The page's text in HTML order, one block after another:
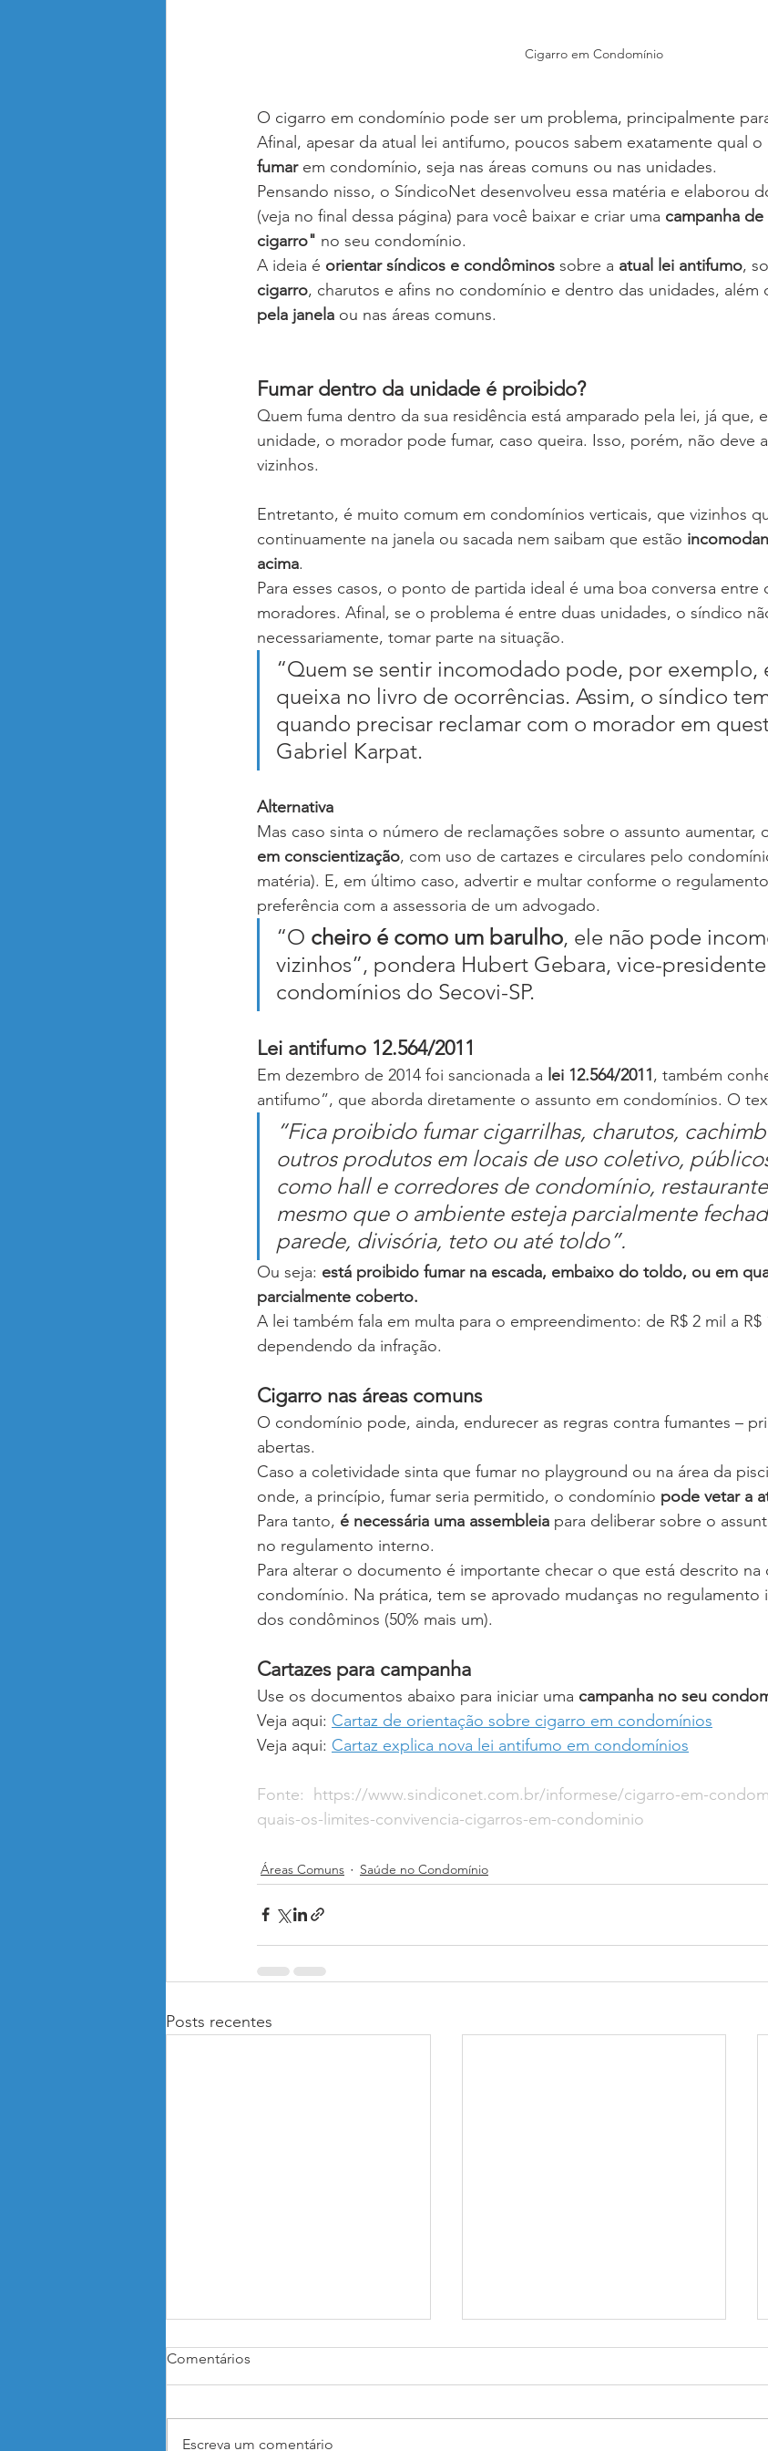
Cigarro em Condomínio
O cigarro em condomínio pode ser um problema, principalmente
Afinal, apesar da atual lei antifumo, poucos sabem exatamente qual o
fumar em condomínio, seja nas áreas comuns ou nas unidades.
Pensando nisso, o SíndicoNet desenvolveu essa matéria e elaborou
(veja no final dessa página) para você baixar e criar uma campanha
cigarro" no seu condomínio.
A ideia é orientar síndicos e condôminos sobre a atual lei antifumo,
cigarro, charutos e afins no condomínio e dentro das unidades, além
pela janela ou nas áreas comuns.
Fumar dentro da unidade é proibido?
Quem fuma dentro da sua residência está amparado pela lei, já que,
unidade, o morador pode fumar, caso queira. Isso, porém, não deve
vizinhos.
Entretanto, é muito comum em condomínios verticais, que vizinhos
continuamente na janela ou sacada nem saibam que estão
acima.
Para esses casos, o ponto de partida ideal é uma boa conversa entre
moradores. Afinal, se o problema é entre duas unidades, o síndico
necessariamente, tomar parte na situação.
“Quem se sentir incomodado pode, por exemplo,
queixa no livro de ocorrências. Assim, o síndico
quando precisar reclamar com o morador em
Gabriel Karpat.
Alternativa
Mas caso sinta o número de reclamações sobre o assunto aumentar,
em conscientização, com uso de cartazes e circulares pelo
matéria). E, em último caso, advertir e multar conforme o
preferência com a assessoria de um advogado.
“O cheiro é como um barulho, ele não pode
vizinhos”, pondera Hubert Gebara, vice-
condomínios do Secovi-SP.
Lei antifumo 12.564/2011
Em dezembro de 2014 foi sancionada a lei 12.564/2011, também
antifumo”, que aborda diretamente o assunto em condomínios. O
“Fica proibido fumar cigarrilhas, charutos,
outros produtos em locais de uso coletivo,
como hall e corredores de condomínio,
mesmo que o ambiente esteja parcialmente
parede, divisória, teto ou até toldo”.
Ou seja: está proibido fumar na escada, embaixo do toldo, ou em
parcialmente coberto.
A lei também fala em multa para o empreendimento: de R$ 2 mil a R$
dependendo da infração.
Cigarro nas áreas comuns
O condomínio pode, ainda, endurecer as regras contra fumantes –
abertas.
Caso a coletividade sinta que fumar no playground ou na área da
onde, a princípio, fumar seria permitido, o condomínio pode vetar a
Para tanto, é necessária uma assembleia para deliberar sobre o
no regulamento interno.
Para alterar o documento é importante checar o que está descrito na
condomínio. Na prática, tem se aprovado mudanças no regulamento
dos condôminos (50% mais um).
Cartazes para campanha
Use os documentos abaixo para iniciar uma campanha no seu
Veja aqui: Cartaz de orientação sobre cigarro em condomínios
Veja aqui: Cartaz explica nova lei antifumo em condomínios
Fonte:
https://www.sindiconet.com.br/informese/cigarro-em-
quais-os-limites-convivencia-cigarros-em-condominio
Áreas Comuns Saúde no Condomínio
Posts recentes
Comentários
Escreva um comentário